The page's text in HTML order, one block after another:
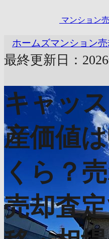
マンション
ホームズマンション売
最終更新日：
キャッ
産価値
くら？
売却査